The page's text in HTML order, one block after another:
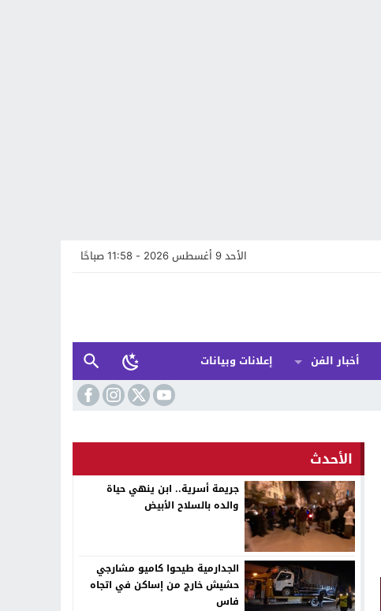
الأحد 9 أغسطس 2026 - 11:58 صباحًا
أخبار الفن
إعلانات وبيانات
الأحدث
جريمة أسرية.. ابن ينهي حياة
والده بالسلاح الأبيض
الجدارمية طيحوا كاميو مشارجي
حشيش خارج من إساكن في اتجاه
فاس